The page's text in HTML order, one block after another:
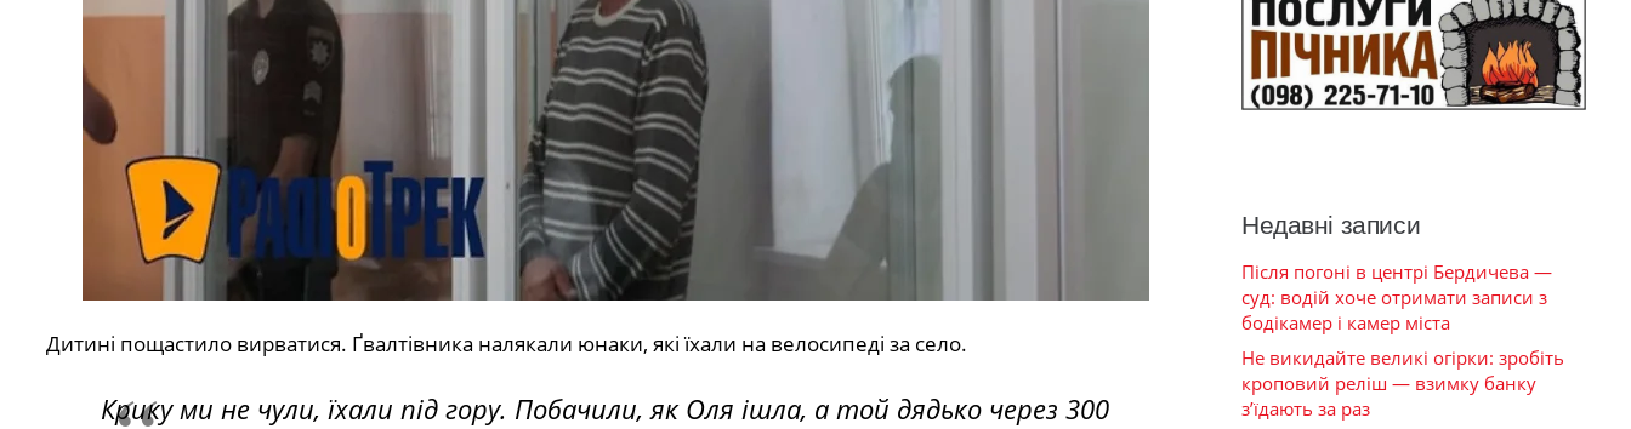
Дитині пощастило вирватися. Ґвалтівника налякали юнаки, які їхали на велосипеді за село.
Крику ми не чули, їхали під гору. Побачили, як Оля ішла, а той дядько через 300
Недавні записи
Після погоні в центрі Бердичева —
суд: водій хоче отримати записи з
бодікамер і камер міста
Не викидайте великі огірки: зробіть
кроповий реліш — взимку банку
з’їдають за раз